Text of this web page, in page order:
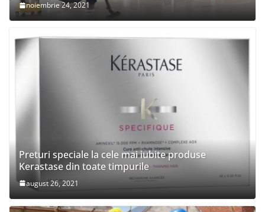
noiembrie 24, 2021
Preturi speciale la cele mai iubite produse
Kerastase din toate timpurile
august 26, 2021